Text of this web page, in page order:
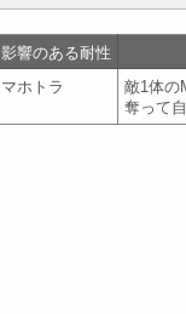
影響のある耐性
マホトラ
敵1体の
奪って